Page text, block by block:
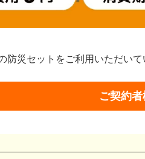
防災セットをご利用いただい
ご契約